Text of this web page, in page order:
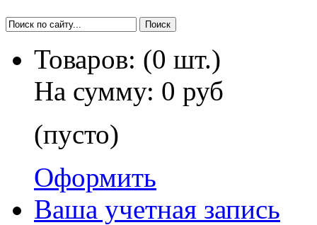
Товаров: (0 шт.)
На сумму: 0 руб
(пусто)
Оформить
Ваша учетная запись